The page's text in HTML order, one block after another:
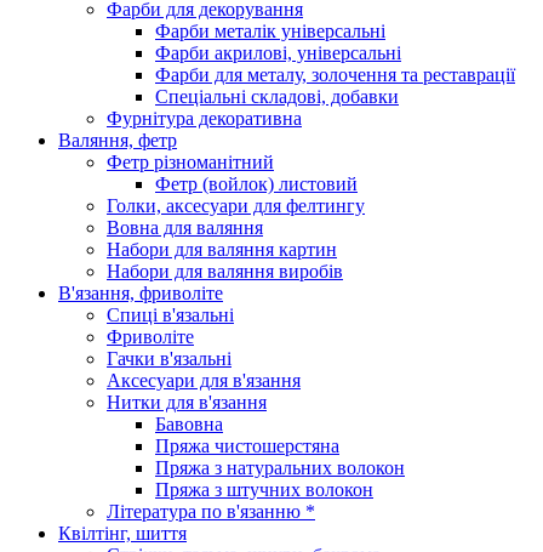
Фарби для декорування
Фарби металік універсальні
Фарби акрилові, універсальні
Фарби для металу, золочення та реставрації
Спеціальні складові, добавки
Фурнітура декоративна
Валяння, фетр
Фетр різноманітний
Фетр (войлок) листовий
Голки, аксесуари для фелтингу
Вовна для валяння
Набори для валяння картин
Набори для валяння виробів
В'язання, фриволіте
Спиці в'язальні
Фриволіте
Гачки в'язальні
Аксесуари для в'язання
Нитки для в'язання
Бавовна
Пряжа чистошерстяна
Пряжа з натуральних волокон
Пряжа з штучних волокон
Література по в'язанню *
Квілтінг, шиття